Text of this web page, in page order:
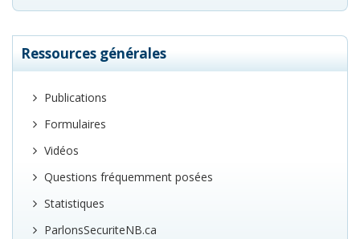
Ressources générales
Publications
Formulaires
Vidéos
Questions fréquemment posées
Statistiques
ParlonsSecuriteNB.ca